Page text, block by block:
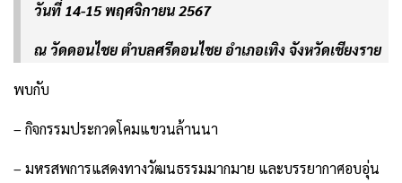
วันที่ 14-15 พฤศจิกายน 2567
ณ วัดดอนไชย ตำบลศรีดอนไชย อำเภอเทิง จังหวัดเชียงราย
พบกับ
–กิจกรรมประกวดโคมแขวนล้านนา
– มหรสพการแสดงทางวัฒนธรรมมากมาย และบรรยากาศอบอุ่น